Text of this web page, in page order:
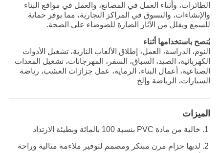
الطائرات، وأثناء العمل في المصانع، والعمل في مواقع البناء
والإنشاءات، والتسوق في المراكز التجارية، مما يوفر حماية
للسمع ويقلل من الآثار الضارة للضوضاء على الصحة.
يُنصح باستخدامها أثناء
النوم، الدراسة، العمل، إطلاق الألعاب النارية، تشغيل الأدوات
الكهربائية، الصيد، السباق، السفر، المهرجانات، تشغيل المعدات
الصناعية، أعمال البناء، الرماية، عمل جزازات العشب، رياضة
السيارات، الرياضة وإلخ
الميزات
خالية من مادة PVC بنسبة 100 بالمائة وبطيئة الارتداد
لديها حزام مرن مبتكر ومصمم لتوفير ملاءمة مثالية وراحة